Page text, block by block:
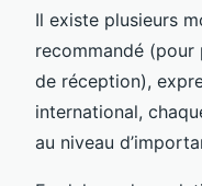
Il existe plusieurs
recommandé (pour
de réception),
international,
au niveau